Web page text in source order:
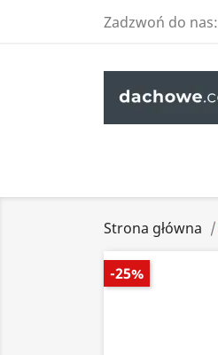
Zadzwoń do nas:
Strona główna
-25%